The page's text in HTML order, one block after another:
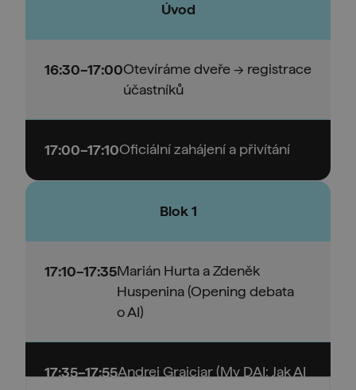
Úvod
16:30–17:00Otevíráme dveře → registrace
účastníků
17:00–17:10Oficiální zahájení a přivítání
Blok 1
17:10–17:35Marián Hurta a Zdeněk
Huspenina (Opening debata
o AI)
17:35–17:55Andrej Grajciar (My DAI: Jak AI